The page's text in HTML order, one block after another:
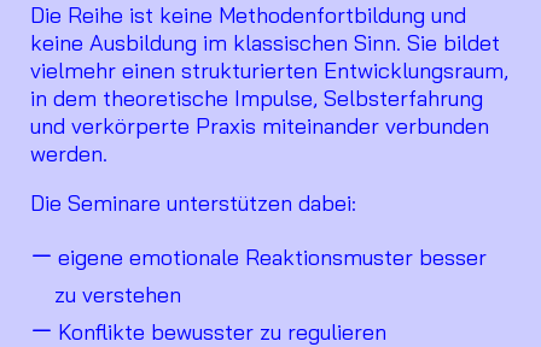
Die Reihe ist keine Methodenfortbildung und
keine Ausbildung im klassischen Sinn. Sie bildet
vielmehr einen strukturierten Entwicklungsraum,
in dem theoretische Impulse, Selbsterfahrung
und verkörperte Praxis miteinander verbunden
werden.
Die Seminare unterstützen dabei:
eigene emotionale Reaktionsmuster besser
zu verstehen
Konflikte bewusster zu regulieren